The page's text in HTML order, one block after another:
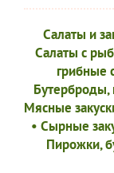
Салаты и
Салаты с
грибные
Бутерброды,
Мясные
• Сырные
Пирожки,